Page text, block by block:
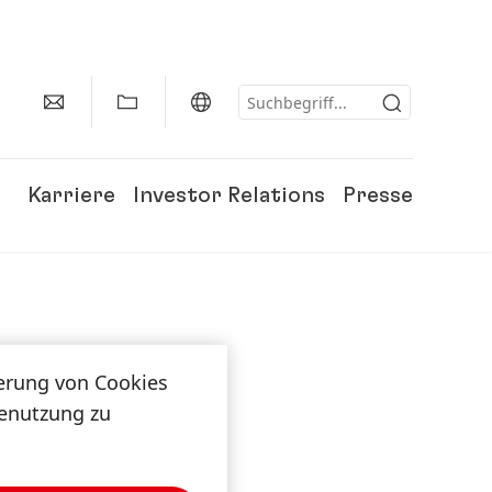
Karriere Investor Relations Presse
von Cookies
zu